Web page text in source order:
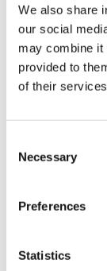
We also share
our social
may combine it
provided to
of their
Selection
Necessary
Preferences
Statistics
instanties en
onbekende
meenemen in
Internationale
internationale
verschillende
in onder meer
Ook heb ik